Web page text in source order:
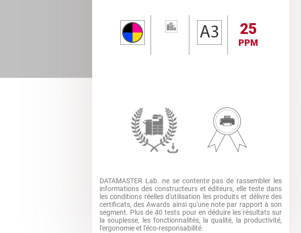
25
PPM
DATAMASTER Lab. ne se contente pas de rassembler les
informations des constructeurs et éditeurs, elle teste dans
les conditions réelles d'utilisation les produits et délivre des
certificats, des Awards ainsi qu'une note par rapport à son
segment. Plus de 40 tests pour en déduire les résultats sur
la souplesse, les fonctionnalités, la qualité, la productivité,
l'ergonomie et l'éco-responsabilité.